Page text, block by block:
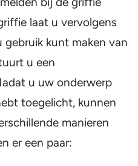
laat u vervolgens
kunt maken van
u een
u uw onderwerp
toegelicht, kunnen
manieren
er een paar: